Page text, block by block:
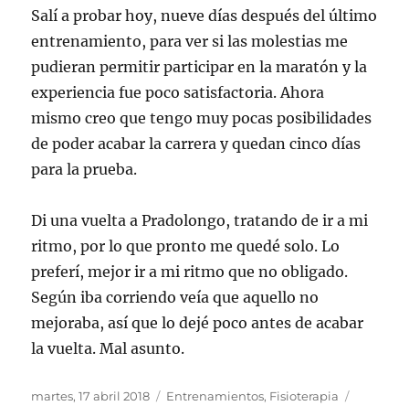
Salí a probar hoy, nueve días después del último
entrenamiento, para ver si las molestias me
pudieran permitir participar en la maratón y la
experiencia fue poco satisfactoria. Ahora
mismo creo que tengo muy pocas posibilidades
de poder acabar la carrera y quedan cinco días
para la prueba.
Di una vuelta a Pradolongo, tratando de ir a mi
ritmo, por lo que pronto me quedé solo. Lo
preferí, mejor ir a mi ritmo que no obligado.
Según iba corriendo veía que aquello no
mejoraba, así que lo dejé poco antes de acabar
la vuelta. Mal asunto.
Publicado
martes, 17 abril 2018 Categorías
Entrenamientos, Fisioterapia